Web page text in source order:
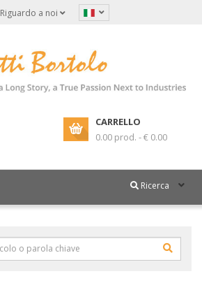
Riguardo a noi
CARRELLO
0.00 prod. - € 0.00
Ricerca